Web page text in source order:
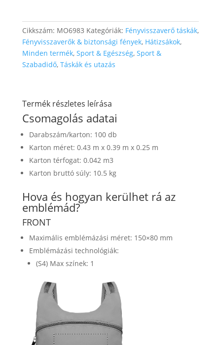
Cikkszám: MO6983 Kategóriák: Fényvisszaverő táskák,
Fényvisszaverők & biztonsági fények, Hátizsákok,
Minden termék, Sport & Egészség, Sport &
Szabadidő, Táskák és utazás
Termék részletes leírása
Csomagolás adatai
Darabszám/karton: 100 db
Karton méret: 0.43 m x 0.39 m x 0.25 m
Karton térfogat: 0.042 m3
Karton bruttó súly: 10.5 kg
Hova és hogyan kerülhet rá az
emblémád?
FRONT
Maximális emblémázási méret: 150×80 mm
Emblémázási technológiák:
(S4) Max színek: 1